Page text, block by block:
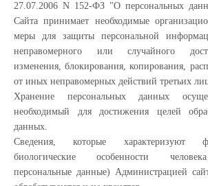
27.07.2006 N 152-ФЗ "О персональных
Сайта принимает необходимые
меры для защиты персональной
неправомерного или случайного
изменения, блокирования, копирования,
от иных неправомерных действий третьих
Хранение персональных данных
необходимый для достижения целей
данных.
Сведения, которые характеризуют
биологические особенности
персональные данные) Администрацией